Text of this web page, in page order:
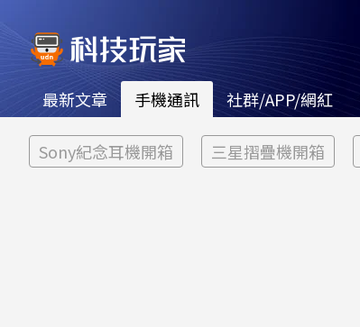
最新文章 手機通訊 社群/APP/網紅
Sony紀念耳機開箱 三星摺疊機開箱